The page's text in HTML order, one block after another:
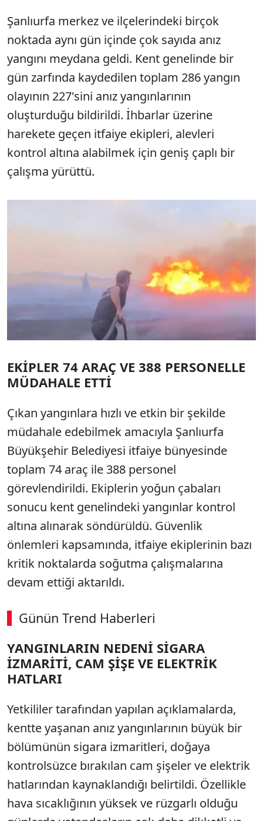
Şanlıurfa merkez ve ilçelerindeki birçok
noktada aynı gün içinde çok sayıda anız
yangını meydana geldi. Kent genelinde bir
gün zarfında kaydedilen toplam 286 yangın
olayının 227'sini anız yangınlarının
oluşturduğu bildirildi. İhbarlar üzerine
harekete geçen itfaiye ekipleri, alevleri
kontrol altına alabilmek için geniş çaplı bir
çalışma yürüttü.
EKİPLER 74 ARAÇ VE 388 PERSONELLE
MÜDAHALE ETTİ
Çıkan yangınlara hızlı ve etkin bir şekilde
müdahale edebilmek amacıyla Şanlıurfa
Büyükşehir Belediyesi itfaiye bünyesinde
toplam 74 araç ile 388 personel
görevlendirildi. Ekiplerin yoğun çabaları
sonucu kent genelindeki yangınlar kontrol
altına alınarak söndürüldü. Güvenlik
önlemleri kapsamında, itfaiye ekiplerinin bazı
kritik noktalarda soğutma çalışmalarına
devam ettiği aktarıldı.
Günün Trend Haberleri
YANGINLARIN NEDENİ SİGARA
İZMARİTİ, CAM ŞİŞE VE ELEKTRİK
HATLARI
Yetkililer tarafından yapılan açıklamalarda,
kentte yaşanan anız yangınlarının büyük bir
bölümünün sigara izmaritleri, doğaya
kontrolsüzce bırakılan cam şişeler ve elektrik
hatlarından kaynaklandığı belirtildi. Özellikle
hava sıcaklığının yüksek ve rüzgarlı olduğu